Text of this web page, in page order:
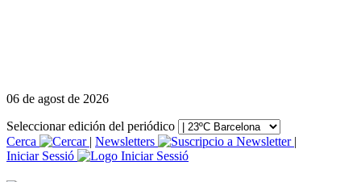
06 de agost de 2026
Seleccionar edición del periódico
Cerca
| Newsletters
|
Iniciar Sessió